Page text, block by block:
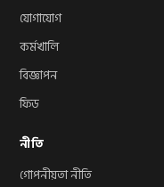
যোগাযোগ
কর্মখালি
বিজ্ঞাপন
ফিড
নীতি
গোপনীয়তা নীতি